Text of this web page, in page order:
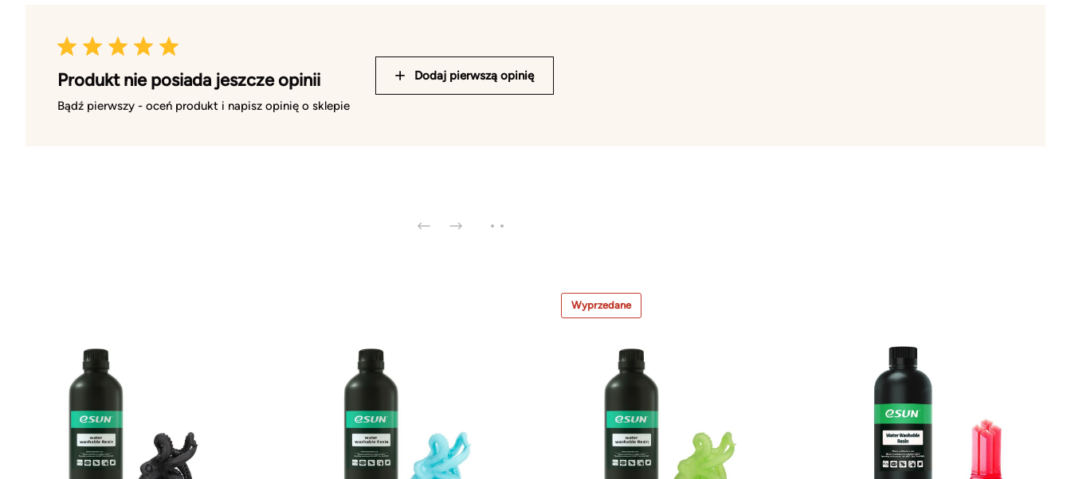
Produkt nie posiada jeszcze opinii
Bądź pierwszy - oceń produkt i napisz opinię o sklepie
Dodaj pierwszą opinię
Wyprzedane